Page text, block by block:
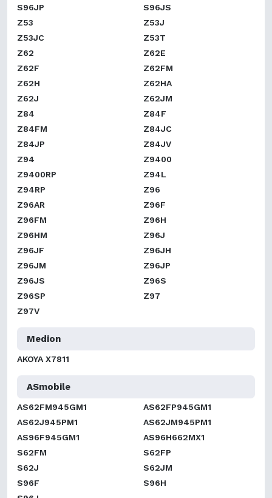
S96JP
S96JS
Z53
Z53J
Z53JC
Z53T
Z62
Z62E
Z62F
Z62FM
Z62H
Z62HA
Z62J
Z62JM
Z84
Z84F
Z84FM
Z84JC
Z84JP
Z84JV
Z94
Z9400
Z9400RP
Z94L
Z94RP
Z96
Z96AR
Z96F
Z96FM
Z96H
Z96HM
Z96J
Z96JF
Z96JH
Z96JM
Z96JP
Z96JS
Z96S
Z96SP
Z97
Z97V
Medion
AKOYA X7811
ASmobile
AS62FM945GM1
AS62FP945GM1
AS62J945PM1
AS62JM945PM1
AS96F945GM1
AS96H662MX1
S62FM
S62FP
S62J
S62JM
S96F
S96H